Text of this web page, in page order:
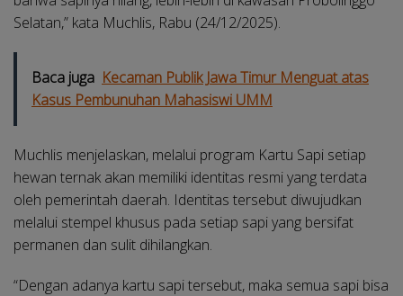
Selatan,” kata Muchlis, Rabu (24/12/2025).
Baca juga Kecaman Publik Jawa Timur Menguat atas
Kasus Pembunuhan Mahasiswi UMM
Muchlis menjelaskan, melalui program Kartu Sapi setiap
hewan ternak akan memiliki identitas resmi yang terdata
oleh pemerintah daerah. Identitas tersebut diwujudkan
melalui stempel khusus pada setiap sapi yang bersifat
permanen dan sulit dihilangkan.
“Dengan adanya kartu sapi tersebut, maka semua sapi bisa